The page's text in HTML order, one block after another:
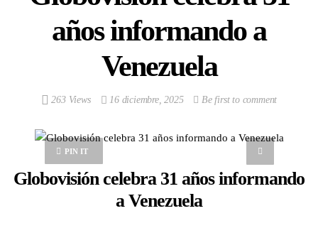
años informando a
Venezuela
263 Views 16 diciembre, 2025 Be first to comment
PIN IT
Globovisión celebra 31 años informando
a Venezuela